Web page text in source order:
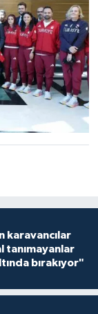
karavancılar
tanımayanlar
bırakıyor"